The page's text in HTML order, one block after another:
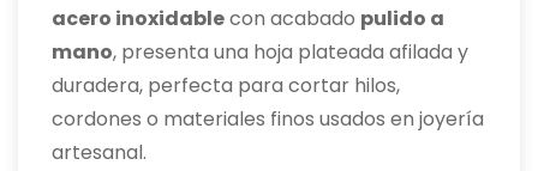
acero inoxidablecon acabado pulido a
mano, presenta una hoja plateada afilada y
duradera, perfecta para cortar hilos,
cordones o materiales finos usados en joyería
artesanal.